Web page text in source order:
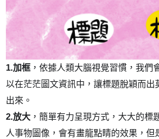
1.加框 ，依據人類大腦視覺習慣，我們
以在茫茫圖文資訊中，讓標題脫穎而出
出來。
2.放大 ，簡單有力呈現方式，大大的標
人事物圖像，會有畫龍點睛的效果，但